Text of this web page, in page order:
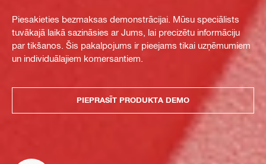
Piesakieties bezmaksas demonstrācijai. Mūsu speciālists
tuvākajā laikā sazināsies ar Jums, lai precizētu informāciju
par tikšanos. Šis pakalpojums ir pieejams tikai uzņēmumiem
un individuālajiem komersantiem.
PIEPRASĪT PRODUKTA DEMO